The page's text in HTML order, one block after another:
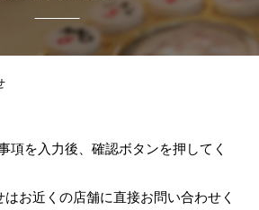
項を入力後、確認ボタンを押してく
お近くの店舗に直接お問い合わせく